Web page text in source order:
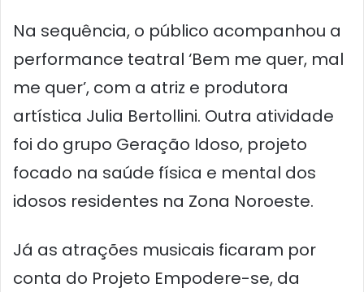
Na sequência, o público acompanhou a
performance teatral ‘Bem me quer, mal
me quer’, com a atriz e produtora
artística Julia Bertollini. Outra atividade
foi do grupo Geração Idoso, projeto
focado na saúde física e mental dos
idosos residentes na Zona Noroeste.
Já as atrações musicais ficaram por
conta do Projeto Empodere-se, da